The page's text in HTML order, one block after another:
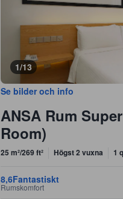
1/13
Se bilder och info
ANSA Rum
Room)
25 m²/269 ft² Högst 2 vuxna 1
8,6Fantastiskt
Rumskomfort